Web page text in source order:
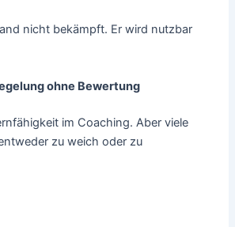
nicht bekämpft. Er wird nutzbar
ohne Bewertung
im Coaching. Aber viele
zu weich oder zu